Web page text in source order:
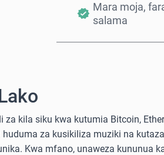
Mara moja,
salama
kila siku kwa kutumia Bitcoin,
za kusikiliza muziki na
Kwa mfano, unaweza kununua